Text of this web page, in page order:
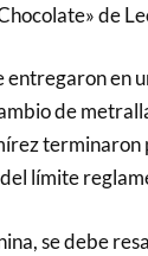
de
entregaron en
de
terminaron
límite
se debe